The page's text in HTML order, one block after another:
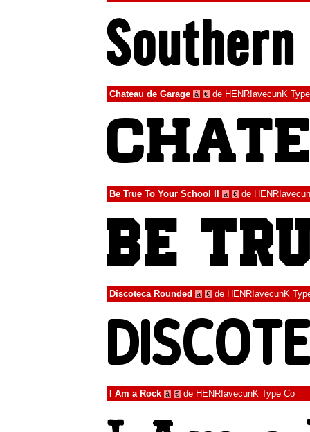
Chateau de Garage à € de HENRIavecunK
Be True To Your School II à € de
Discoteca Rounded à € de HENRIavecunK
I Am a Rock à € de HENRIavecunK Type Co